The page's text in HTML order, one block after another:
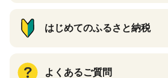
はじめてのふるさと納税
よくあるご質問